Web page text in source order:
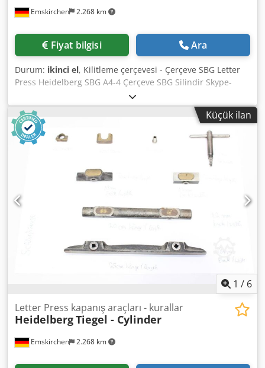
Emskirchen 2.268 km
Fiyat bilgisi Ara
Durum: ikinci el, Kilitleme çerçevesi - Çerçeve SBG Letter
Press Heidelberg SBG A4-4 Çerçeve SBG Silindir Skype-
Video ile Online-Video-İnspeksiyon Ziyaretinizden çok
memnun oluruz - daha fazla makine stokta Hemen
Kullanılabilir - İncelenebilir Stokta Emskirchen / Nürnberg -
Test edilebilir Djdpfx Ajrffm Togfjck
Küçük ilan
1 / 6
Emskirchen 2.268 km
Letter Press kapanış araçları - kurallar
HeidelbergTiegel - Cylinder